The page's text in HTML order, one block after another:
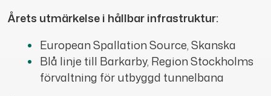
Årets utmärkelse i hållbar infrastruktur:
European Spallation Source, Skanska
Blå linje till Barkarby, Region Stockholms
förvaltning för utbyggd tunnelbana